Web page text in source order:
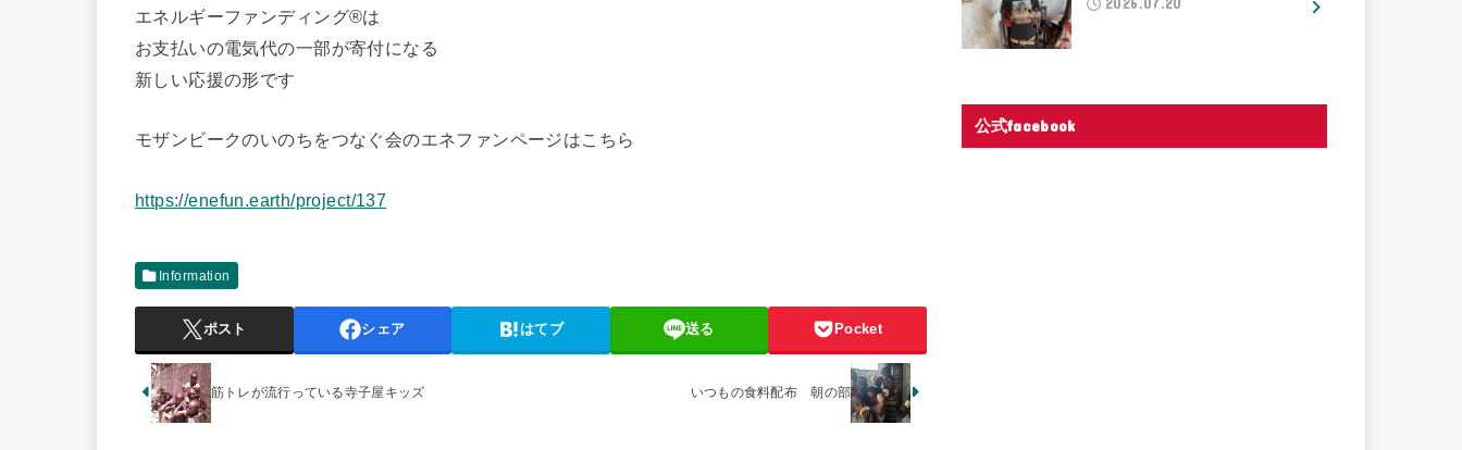
エネルギーファンディング®︎は
お支払いの電気代の一部が寄付になる
新しい応援の形です
モザンビークのいのちをつなぐ会のエネファンページはこちら
https://enefun.earth/project/137
Information
ポスト シェア はてブ 送る Pocket
筋トレが流行っている寺子屋キッズ いつもの食料配布 朝の部
2026.07.20
公式facebook